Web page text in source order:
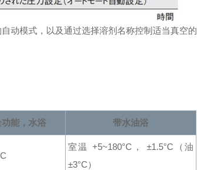
动模式，以及通过选择溶剂名称控制适当真空的
能， 水浴 带水油浴
室温 +5~180°C ， ±1.5°C （油
±3°C）